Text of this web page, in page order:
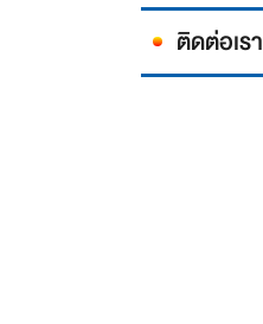
ติดต่อเรา